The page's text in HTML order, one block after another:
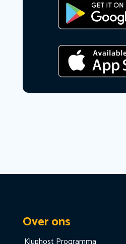
Over ons